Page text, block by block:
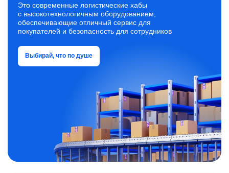
Это современные логистические хабы
с высокотехнологичным оборудованием,
обеспечивающие отличный сервис для
покупателей и безопасность для сотрудников
Выбирай, что по душе